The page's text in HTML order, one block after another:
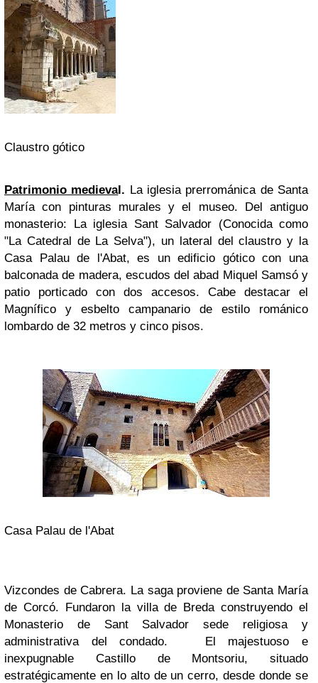
Claustro gótico
Patrimonio medieval. La iglesia prerrománica de Santa
Maríacon pinturas murales y el museo. Del antiguo
monasterio: La iglesia Sant Salvador (Conocida como
"La Catedral de La Selva"), un lateral del claustro y la
Casa Palau de l'Abat, es un edificio gótico con una
balconada de madera, escudos del abad Miquel Samsó y
patio porticado con dos accesos. Cabe destacar el
Magnífico y esbelto campanario de estilo románico
lombardo de 32 metros y cinco pisos.
Casa Palau de l'Abat
Vizcondes de Cabrera. La saga proviene de Santa María
de Corcó. Fundaron la villa de Breda construyendo el
Monasterio de Sant Salvador sede religiosa y
administrativa del condado.
El majestuoso e
inexpugnable Castillo de Montsoriu, situado
estratégicamente en lo alto de un cerro, desde donde se